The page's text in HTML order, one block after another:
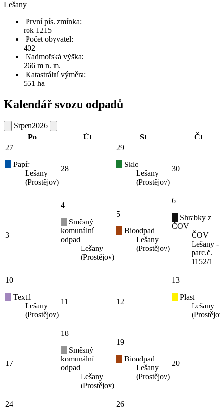
Lešany
První pís. zmínka:
rok 1215
Počet obyvatel:
402
Nadmořská výška:
266 m n. m.
Katastrální výměra:
551 ha
Kalendář svozu odpadů
Srpen2026
Po
Út St
Čt
27
Papír
Lešany
(Prostějov)
28
29
Sklo
Lešany
(Prostějov)
30
3
4
Směsný
komunální
odpad
Lešany
(Prostějov)
5
Bioodpad
Lešany
(Prostějov)
6
Shrabky z
ČOV
ČOV
Lešany -
parc.č.
1152/1
10
Textil
Lešany
(Prostějov)
11 12
13
Plast
Lešany
17
18
Směsný
komunální
odpad
Lešany
(Prostějov)
19
Bioodpad
Lešany
(Prostějov)
20
24
26